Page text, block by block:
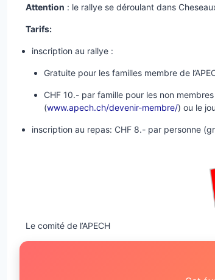
Attention : le rallye se déroulant dans
Tarifs:
inscription au rallye :
Gratuite pour les familles membre de
CHF 10.- par famille pour les non
(www.apech.ch/devenir-membre/) ou le
inscription au repas: CHF 8.- par personne
Le comité de l’APECH